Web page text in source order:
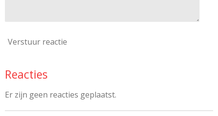
Verstuur reactie
Reacties
Er zijn geen reacties geplaatst.